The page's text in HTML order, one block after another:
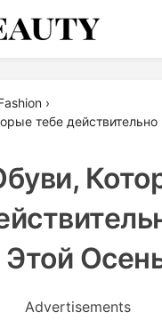
›
тебе
Advertisements